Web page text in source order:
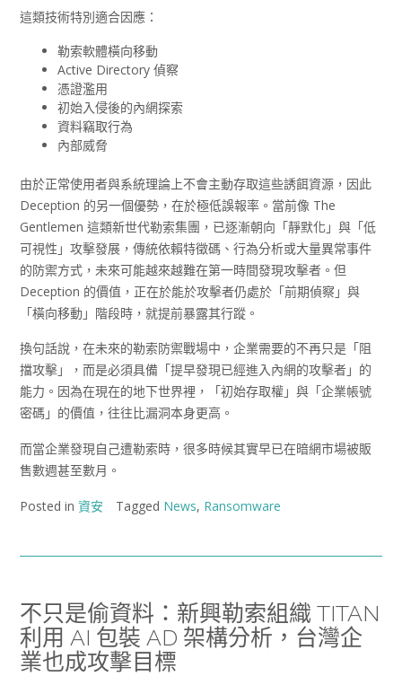
這類技術特別適合因應：
勒索軟體橫向移動
Active Directory 偵察
憑證濫用
初始入侵後的內網探索
資料竊取行為
內部威脅
由於正常使用者與系統理論上不會主動存取這些誘餌資源，因此
Deception 的另一個優勢，在於極低誤報率。當前像 The
Gentlemen 這類新世代勒索集團，已逐漸朝向「靜默化」與「低
可視性」攻擊發展，傳統依賴特徵碼、行為分析或大量異常事件
的防禦方式，未來可能越來越難在第一時間發現攻擊者。但
Deception 的價值，正在於能於攻擊者仍處於「前期偵察」與
「橫向移動」階段時，就提前暴露其行蹤。
換句話說，在未來的勒索防禦戰場中，企業需要的不再只是「阻
擋攻擊」，而是必須具備「提早發現已經進入內網的攻擊者」的
能力。因為在現在的地下世界裡，「初始存取權」與「企業帳號
密碼」的價值，往往比漏洞本身更高。
而當企業發現自己遭勒索時，很多時候其實早已在暗網市場被販
售數週甚至數月。
Posted in 資安 Tagged News, Ransomware
不只是偷資料：新興勒索組織 TITAN
利用 AI 包裝 AD 架構分析，台灣企
業也成攻擊目標